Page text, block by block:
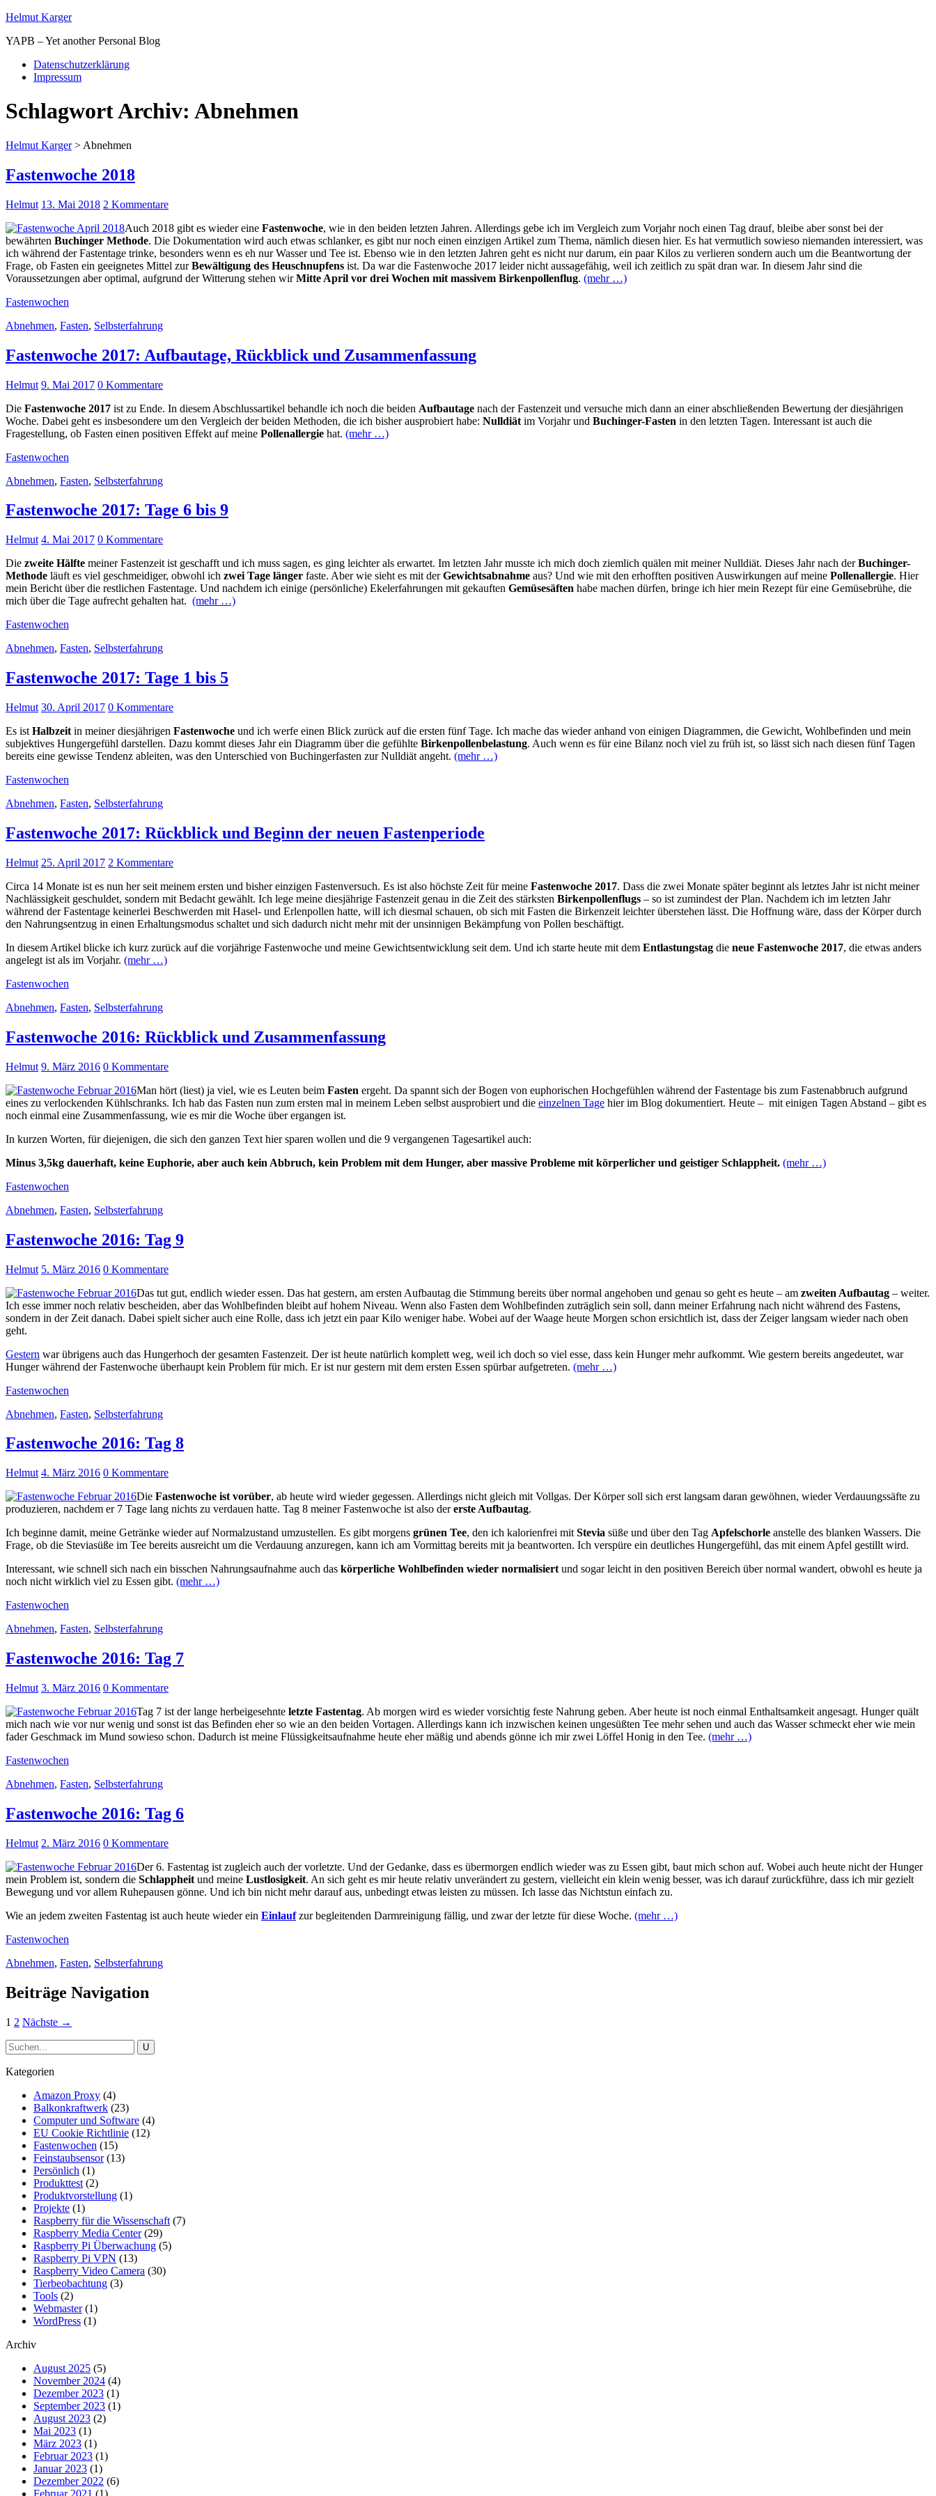
Helmut Karger
YAPB – Yet another Personal Blog
Datenschutzerklärung
Impressum
Schlagwort Archiv: Abnehmen
Helmut Karger> Abnehmen
Fastenwoche 2018
Helmut 13. Mai 2018 2 Kommentare
Auch 2018 gibt es wieder eine Fastenwoche, wie in den beiden letzten Jahren. Allerdings gebe ich im Vergleich zum Vorjahr noch einen Tag drauf, bleibe aber sonst bei der
bewährten Buchinger Methode. Die Dokumentation wird auch etwas schlanker, es gibt nur noch einen einzigen Artikel zum Thema, nämlich diesen hier. Es hat vermutlich sowieso niemanden interessiert, was
ich während der Fastentage trinke, besonders wenn es eh nur Wasser und Tee ist. Ebenso wie in den letzten Jahren geht es nicht nur darum, ein paar Kilos zu verlieren sondern auch um die Beantwortung der
Frage, ob Fasten ein geeignetes Mittel zurBewältigung des Heuschnupfens ist. Da war die Fastenwoche 2017 leider nicht aussagefähig, weil ich zeitlich zu spät dran war. In diesem Jahr sind die
Voraussetzungen aber optimal, aufgrund der Witterung stehen wirMitte April vor drei Wochen mit massivem Birkenpollenflug. (mehr …)
Fastenwochen
Abnehmen, Fasten, Selbsterfahrung
Fastenwoche 2017: Aufbautage, Rückblick und Zusammenfassung
Helmut 9. Mai 2017 0 Kommentare
Die Fastenwoche 2017 ist zu Ende. In diesem Abschlussartikel behandle ich noch die beiden Aufbautage nach der Fastenzeit und versuche mich dann an einer abschließenden Bewertung der diesjährigen
Woche. Dabei geht es insbesondere um den Vergleich der beiden Methoden, die ich bisher ausprobiert habe: Nulldiät im Vorjahr und Buchinger-Fasten in den letzten Tagen. Interessant ist auch die
Fragestellung, ob Fasten einen positiven Effekt auf meine Pollenallergie hat. (mehr …)
Fastenwochen
Abnehmen, Fasten, Selbsterfahrung
Fastenwoche 2017: Tage 6 bis 9
Helmut 4. Mai 2017 0 Kommentare
Die zweite Hälfte meiner Fastenzeit ist geschafft und ich muss sagen, es ging leichter als erwartet. Im letzten Jahr musste ich mich doch ziemlich quälen mit meiner Nulldiät. Dieses Jahr nach derBuchinger-
Methode läuft es viel geschmeidiger, obwohl ich zwei Tage länger faste. Aber wie sieht es mit derGewichtsabnahme aus? Und wie mit den erhofften positiven Auswirkungen auf meine Pollenallergie. Hier
mein Bericht über die restlichen Fastentage. Und nachdem ich einige (persönliche) Ekelerfahrungen mit gekauften Gemüsesäften habe machen dürfen, bringe ich hier mein Rezept für eine Gemüsebrühe, die
mich über die Tage aufrecht gehalten hat. (mehr …)
Fastenwochen
Abnehmen, Fasten, Selbsterfahrung
Fastenwoche 2017: Tage 1 bis 5
Helmut 30. April 2017 0 Kommentare
Es ist Halbzeit in meiner diesjährigen Fastenwoche und ich werfe einen Blick zurück auf die ersten fünf Tage. Ich mache das wieder anhand von einigen Diagrammen, die Gewicht, Wohlbefinden und mein
subjektives Hungergefühl darstellen. Dazu kommt dieses Jahr ein Diagramm über die gefühlte Birkenpollenbelastung. Auch wenn es für eine Bilanz noch viel zu früh ist, so lässt sich nach diesen fünf Tagen
bereits eine gewisse Tendenz ableiten, was den Unterschied von Buchingerfasten zur Nulldiät angeht. (mehr …)
Fastenwochen
Abnehmen, Fasten, Selbsterfahrung
Fastenwoche 2017: Rückblick und Beginn der neuen Fastenperiode
Helmut 25. April 2017 2 Kommentare
Circa 14 Monate ist es nun her seit meinem ersten und bisher einzigen Fastenversuch. Es ist also höchste Zeit für meine Fastenwoche 2017. Dass die zwei Monate später beginnt als letztes Jahr ist nicht meiner
Nachlässigkeit geschuldet, sondern mit Bedacht gewählt. Ich lege meine diesjährige Fastenzeit genau in die Zeit des stärksten Birkenpollenflugs – so ist zumindest der Plan. Nachdem ich im letzten Jahr
während der Fastentage keinerlei Beschwerden mit Hasel- und Erlenpollen hatte, will ich diesmal schauen, ob sich mit Fasten die Birkenzeit leichter überstehen lässt. Die Hoffnung wäre, dass der Körper durch
den Nahrungsentzug in einen Erhaltungsmodus schaltet und sich dadurch nicht mehr mit der unsinnigen Bekämpfung von Pollen beschäftigt.
In diesem Artikel blicke ich kurz zurück auf die vorjährige Fastenwoche und meine Gewichtsentwicklung seit dem. Und ich starte heute mit dem Entlastungstag die neue Fastenwoche 2017, die etwas anders
angelegt ist als im Vorjahr. (mehr …)
Fastenwochen
Abnehmen, Fasten, Selbsterfahrung
Fastenwoche 2016: Rückblick und Zusammenfassung
Helmut 9. März 2016 0 Kommentare
Man hört (liest) ja viel, wie es Leuten beim Fasten ergeht. Da spannt sich der Bogen von euphorischen Hochgefühlen während der Fastentage bis zum Fastenabbruch aufgrund
eines zu verlockenden Kühlschranks. Ich hab das Fasten nun zum ersten mal in meinem Leben selbst ausprobiert und die einzelnen Tage hier im Blog dokumentiert. Heute – mit einigen Tagen Abstand – gibt es
noch einmal eine Zusammenfassung, wie es mir die Woche über ergangen ist.
In kurzen Worten, für diejenigen, die sich den ganzen Text hier sparen wollen und die 9 vergangenen Tagesartikel auch:
Minus 3,5kg dauerhaft, keine Euphorie, aber auch kein Abbruch, kein Problem mit dem Hunger, aber massive Probleme mit körperlicher und geistiger Schlappheit. (mehr …)
Fastenwochen
Abnehmen, Fasten, Selbsterfahrung
Fastenwoche 2016: Tag 9
Helmut 5. März 2016 0 Kommentare
Das tut gut, endlich wieder essen. Das hat gestern, am ersten Aufbautag die Stimmung bereits über normal angehoben und genau so geht es heute – am zweiten Aufbautag – weiter.
Ich esse immer noch relativ bescheiden, aber das Wohlbefinden bleibt auf hohem Niveau. Wenn also Fasten dem Wohlbefinden zuträglich sein soll, dann meiner Erfahrung nach nicht während des Fastens,
sondern in der Zeit danach. Dabei spielt sicher auch eine Rolle, dass ich jetzt ein paar Kilo weniger habe. Wobei auf der Waage heute Morgen schon ersichtlich ist, dass der Zeiger langsam wieder nach oben
geht.
Gestern war übrigens auch das Hungerhoch der gesamten Fastenzeit. Der ist heute natürlich komplett weg, weil ich doch so viel esse, dass kein Hunger mehr aufkommt. Wie gestern bereits angedeutet, war
Hunger während der Fastenwoche überhaupt kein Problem für mich. Er ist nur gestern mit dem ersten Essen spürbar aufgetreten. (mehr …)
Fastenwochen
Abnehmen, Fasten, Selbsterfahrung
Fastenwoche 2016: Tag 8
Helmut 4. März 2016 0 Kommentare
Die Fastenwoche ist vorüber, ab heute wird wieder gegessen. Allerdings nicht gleich mit Vollgas. Der Körper soll sich erst langsam daran gewöhnen, wieder Verdauungssäfte zu
produzieren, nachdem er 7 Tage lang nichts zu verdauen hatte. Tag 8 meiner Fastenwoche ist also dererste Aufbautag.
Ich beginne damit, meine Getränke wieder auf Normalzustand umzustellen. Es gibt morgens grünen Tee, den ich kalorienfrei mit Stevia süße und über den Tag Apfelschorle anstelle des blanken Wassers. Die
Frage, ob die Steviasüße im Tee bereits ausreicht um die Verdauung anzuregen, kann ich am Vormittag bereits mit ja beantworten. Ich verspüre ein deutliches Hungergefühl, das mit einem Apfel gestillt wird.
Interessant, wie schnell sich nach ein bisschen Nahrungsaufnahme auch das körperliche Wohlbefinden wieder normalisiert und sogar leicht in den positiven Bereich über normal wandert, obwohl es heute ja
noch nicht wirklich viel zu Essen gibt. (mehr …)
Fastenwochen
Abnehmen, Fasten, Selbsterfahrung
Fastenwoche 2016: Tag 7
Helmut 3. März 2016 0 Kommentare
Tag 7 ist der lange herbeigesehnte letzte Fastentag. Ab morgen wird es wieder vorsichtig feste Nahrung geben. Aber heute ist noch einmal Enthaltsamkeit angesagt. Hunger quält
mich nach wie vor nur wenig und sonst ist das Befinden eher so wie an den beiden Vortagen. Allerdings kann ich inzwischen keinen ungesüßten Tee mehr sehen und auch das Wasser schmeckt eher wie mein
fader Geschmack im Mund sowieso schon. Dadurch ist meine Flüssigkeitsaufnahme heute eher mäßig und abends gönne ich mir zwei Löffel Honig in den Tee. (mehr …)
Fastenwochen
Abnehmen, Fasten, Selbsterfahrung
Fastenwoche 2016: Tag 6
Helmut 2. März 2016 0 Kommentare
Der 6. Fastentag ist zugleich auch der vorletzte. Und der Gedanke, dass es übermorgen endlich wieder was zu Essen gibt, baut mich schon auf. Wobei auch heute nicht der Hunger
mein Problem ist, sondern die Schlappheit und meine Lustlosigkeit. An sich geht es mir heute relativ unverändert zu gestern, vielleicht ein klein wenig besser, was ich darauf zurückführe, dass ich mir gezielt
Bewegung und vor allem Ruhepausen gönne. Und ich bin nicht mehr darauf aus, unbedingt etwas leisten zu müssen. Ich lasse das Nichtstun einfach zu.
Wie an jedem zweiten Fastentag ist auch heute wieder ein Einlaufzur begleitenden Darmreinigung fällig, und zwar der letzte für diese Woche. (mehr …)
Fastenwochen
Abnehmen, Fasten, Selbsterfahrung
Beiträge Navigation
1 2 Nächste →
Kategorien
Amazon Proxy (4)
Balkonkraftwerk (23)
Computer und Software (4)
EU Cookie Richtlinie (12)
Fastenwochen (15)
Feinstaubsensor(13)
Persönlich (1)
Produkttest (2)
Produktvorstellung (1)
Projekte (1)
Raspberry für die Wissenschaft (7)
Raspberry Media Center(29)
Raspberry Pi Überwachung (5)
Raspberry Pi VPN (13)
Raspberry Video Camera (30)
Tierbeobachtung (3)
Tools (2)
Webmaster(1)
WordPress (1)
Archiv
August 2025 (5)
November 2024 (4)
Dezember 2023 (1)
September 2023 (1)
August 2023 (2)
Mai 2023 (1)
März 2023 (1)
Februar 2023 (1)
Januar 2023 (1)
Dezember 2022 (6)
Februar 2021 (1)